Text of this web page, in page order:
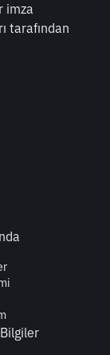
imza
tarafından